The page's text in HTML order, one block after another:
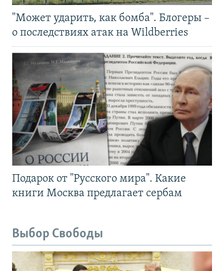
"Может ударить, как бомба". Блогеры –
о последствиях атак на Wildberries
Подарок от "Русского мира". Какие
книги Москва предлагает сербам
Выбор Свободы